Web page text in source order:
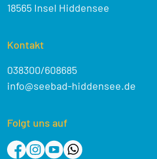
18565 Insel Hiddensee
Kontakt
038300/608685
info@seebad-hiddensee.de
Folgt uns auf